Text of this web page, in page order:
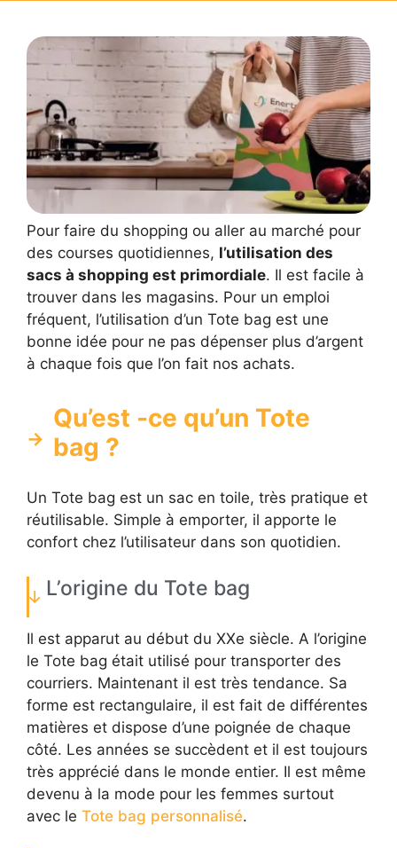
Pour faire du shopping ou aller au marché pour
des courses quotidiennes, l’utilisation des
sacs à shopping est primordiale. Il est facile à
trouver dans les magasins. Pour un emploi
fréquent, l’utilisation d’un Tote bag est une
bonne idée pour ne pas dépenser plus d’argent
à chaque fois que l’on fait nos achats.
Qu’est -ce qu’un Tote
bag ?
Un Tote bag est un sac en toile, très pratique et
réutilisable. Simple à emporter, il apporte le
confort chez l’utilisateur dans son quotidien.
L’origine du Tote bag
Il est apparut au début du XXe siècle. A l’origine
le Tote bag était utilisé pour transporter des
courriers. Maintenant il est très tendance. Sa
forme est rectangulaire, il est fait de différentes
matières et dispose d’une poignée de chaque
côté. Les années se succèdent et il est toujours
très apprécié dans le monde entier. Il est même
devenu à la mode pour les femmes surtout
avec le Tote bag personnalisé.